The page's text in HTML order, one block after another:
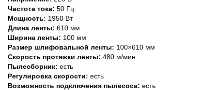
Частота тока: 50 Гц
Мощность: 1950 Вт
Длина ленты: 610 мм
Ширина ленты: 100 мм
Размер шлифовальной ленты: 100×610 мм
Скорость протяжки ленты: 480 м/мин
Пылесборник: есть
Регулировка скорости: есть
Возможность подключения пылесоса: есть